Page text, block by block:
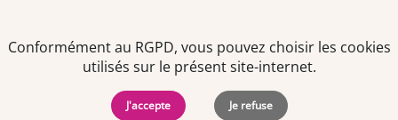
données
personnelles
Officine. Tous droits
réservés.
cookies
Conformément au RGPD, vous pouvez choisir les cookies
utilisés sur le présent site-internet.
J'accepte Je refuse